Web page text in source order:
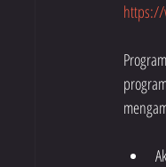
Julai 2023https://